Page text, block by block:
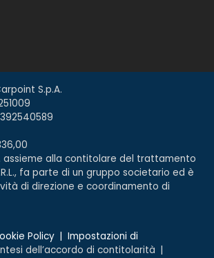
S.p.A.
assieme alla contitolare del trattamento
fa parte di un gruppo societario ed è
di direzione e coordinamento di
Policy
Impostazioni di
dell’accordo di contitolarità